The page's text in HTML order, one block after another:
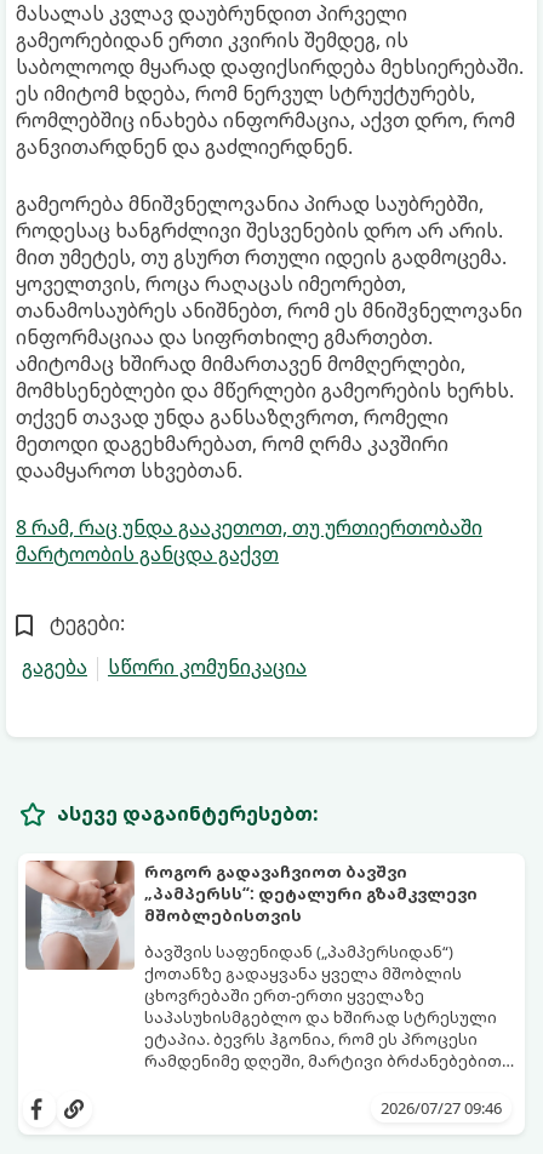
მასალას კვლავ დაუბრუნდით პირველი
გამეორებიდან ერთი კვირის შემდეგ, ის
საბოლოოდ მყარად დაფიქსირდება მეხსიერებაში.
ეს იმიტომ ხდება, რომ ნერვულ სტრუქტურებს,
რომლებშიც ინახება ინფორმაცია, აქვთ დრო, რომ
განვითარდნენ და გაძლიერდნენ.
გამეორება მნიშვნელოვანია პირად საუბრებში,
როდესაც ხანგრძლივი შესვენების დრო არ არის.
მით უმეტეს, თუ გსურთ რთული იდეის გადმოცემა.
ყოველთვის, როცა რაღაცას იმეორებთ,
თანამოსაუბრეს ანიშნებთ, რომ ეს მნიშვნელოვანი
ინფორმაციაა და სიფრთხილე გმართებთ.
ამიტომაც ხშირად მიმართავენ მომღერლები,
მომხსენებლები და მწერლები გამეორების ხერხს.
თქვენ თავად უნდა განსაზღვროთ, რომელი
მეთოდი დაგეხმარებათ, რომ ღრმა კავშირი
დაამყაროთ სხვებთან.
8 რამ, რაც უნდა გააკეთოთ, თუ ურთიერთობაში
მარტოობის განცდა გაქვთ
ტეგები:
გაგება
სწორი კომუნიკაცია
ასევე დაგაინტერესებთ:
როგორ გადავაჩვიოთ ბავშვი
„პამპერსს“: დეტალური გზამკვლევი
მშობლებისთვის
ბავშვის საფენიდან („პამპერსიდან“)
ქოთანზე გადაყვანა ყველა მშობლის
ცხოვრებაში ერთ-ერთი ყველაზე
საპასუხისმგებლო და ხშირად სტრესული
ეტაპია. ბევრს ჰგონია, რომ ეს პროცესი
რამდენიმე დღეში, მარტივი ბრძანებებით
ფიზიოლოგიური და ფსიქოლოგიური
როგორ გახადოთ ეს პროცესი2026/07/27 09:46